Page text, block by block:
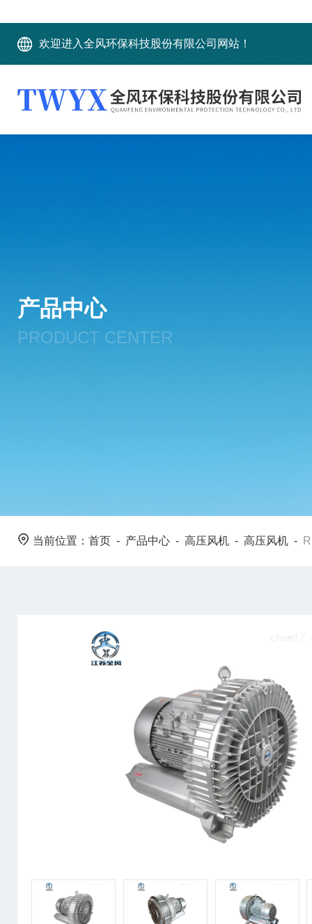
欢迎进入全风环保科技股份有限公司网站！
产品中心
PRODUCT CENTER
当前位置： 首页 - 产品中心 - 高压风机 - 高压风机 -